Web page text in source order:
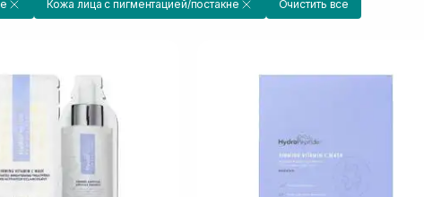
Кожа лица с пигментацией/постакне Очистить все